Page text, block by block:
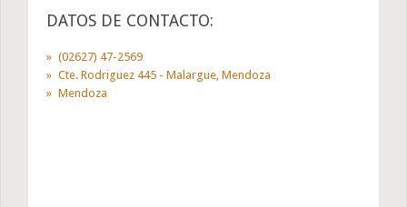
DATOS DE CONTACTO:
(02627) 47-2569
Cte. Rodriguez 445 - Malargue, Mendoza
Mendoza